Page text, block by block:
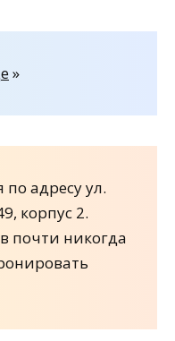
»
по адресу ул.
корпус 2.
почти никогда